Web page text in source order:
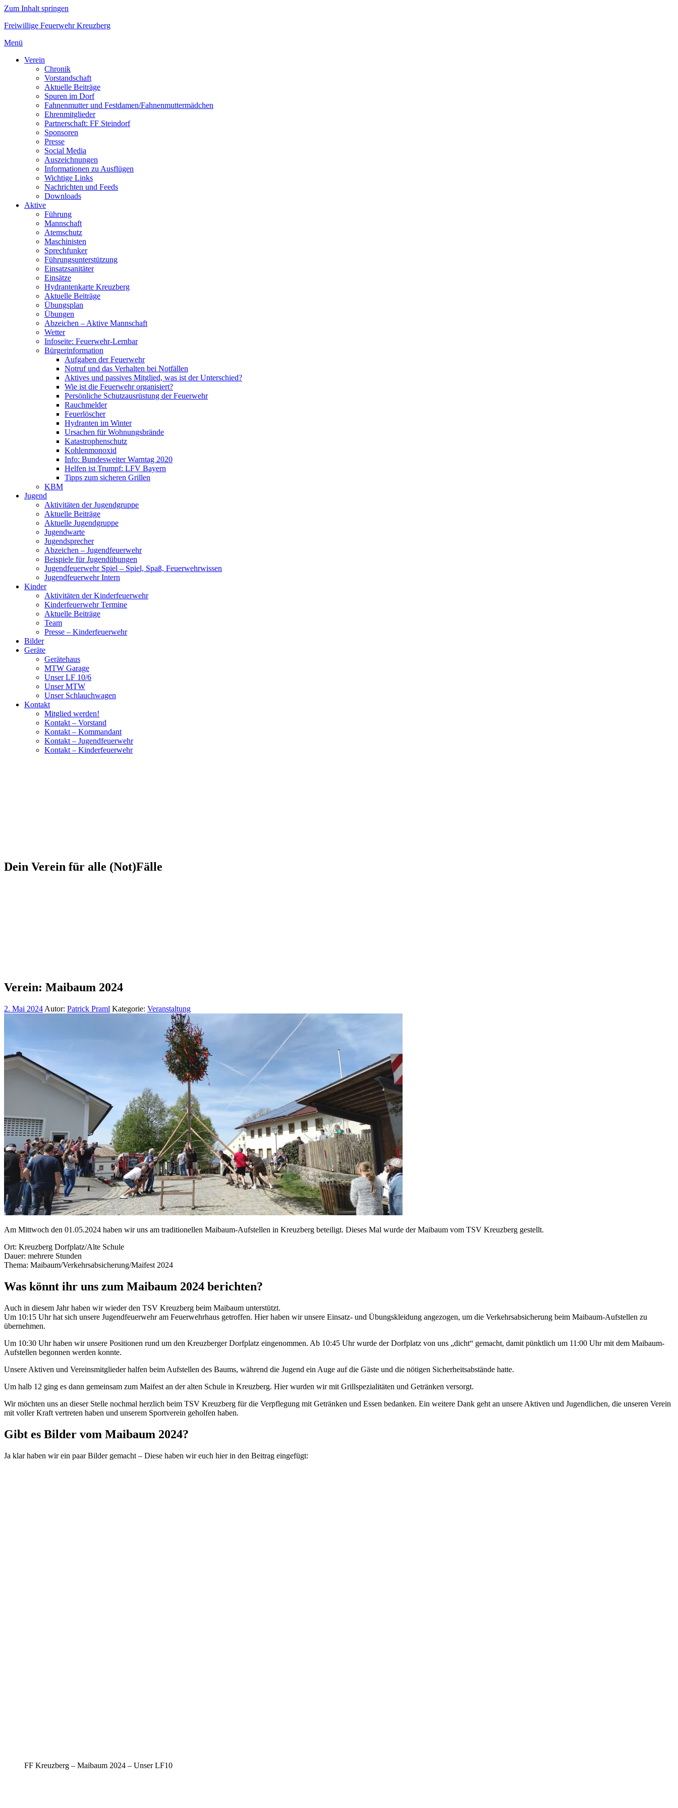
Zum Inhalt springen
Freiwillige Feuerwehr Kreuzberg
Menü
Verein
Chronik
Vorstandschaft
Aktuelle Beiträge
Spuren im Dorf
Fahnenmutter und Festdamen/Fahnenmuttermädchen
Ehrenmitglieder
Partnerschaft: FF Steindorf
Sponsoren
Presse
Social Media
Auszeichnungen
Informationen zu Ausflügen
Wichtige Links
Nachrichten und Feeds
Downloads
Aktive
Führung
Mannschaft
Atemschutz
Maschinisten
Sprechfunker
Führungsunterstützung
Einsatzsanitäter
Einsätze
Hydrantenkarte Kreuzberg
Aktuelle Beiträge
Übungsplan
Übungen
Abzeichen – Aktive Mannschaft
Wetter
Infoseite: Feuerwehr-Lernbar
Bürgerinformation
Aufgaben der Feuerwehr
Notruf und das Verhalten bei Notfällen
Aktives und passives Mitglied, was ist der Unterschied?
Wie ist die Feuerwehr organisiert?
Persönliche Schutzausrüstung der Feuerwehr
Rauchmelder
Feuerlöscher
Hydranten im Winter
Ursachen für Wohnungsbrände
Katastrophenschutz
Kohlenmonoxid
Info: Bundesweiter Warntag 2020
Helfen ist Trumpf: LFV Bayern
Tipps zum sicheren Grillen
KBM
Jugend
Aktivitäten der Jugendgruppe
Aktuelle Beiträge
Aktuelle Jugendgruppe
Jugendwarte
Jugendsprecher
Abzeichen – Jugendfeuerwehr
Beispiele für Jugendübungen
Jugendfeuerwehr Spiel – Spiel, Spaß, Feuerwehrwissen
Jugendfeuerwehr Intern
Kinder
Aktivitäten der Kinderfeuerwehr
Kinderfeuerwehr Termine
Aktuelle Beiträge
Team
Presse – Kinderfeuerwehr
Bilder
Geräte
Gerätehaus
MTW Garage
Unser LF 10/6
Unser MTW
Unser Schlauchwagen
Kontakt
Mitglied werden!
Kontakt – Vorstand
Kontakt – Kommandant
Kontakt – Jugendfeuerwehr
Kontakt – Kinderfeuerwehr
Dein Verein für alle (Not)Fälle
Verein: Maibaum 2024
2. Mai 2024 Autor: Patrick Praml Kategorie: Veranstaltung
Am Mittwoch den 01.05.2024 haben wir uns am traditionellen Maibaum-Aufstellen in Kreuzberg beteiligt. Dieses Mal wurde der Maibaum vom TSV Kreuzberg gestellt.
Ort: Kreuzberg Dorfplatz/Alte Schule
Dauer: mehrere Stunden
Thema: Maibaum/Verkehrsabsicherung/Maifest 2024
Was könnt ihr uns zum Maibaum 2024 berichten?
Auch in diesem Jahr haben wir wieder den TSV Kreuzberg beim Maibaum unterstützt.
Um 10:15 Uhr hat sich unsere Jugendfeuerwehr am Feuerwehrhaus getroffen. Hier haben wir unsere Einsatz- und Übungskleidung angezogen, um die Verkehrsabsicherung beim Maibaum-Aufstellen zu
übernehmen.
Um 10:30 Uhr haben wir unsere Positionen rund um den Kreuzberger Dorfplatz eingenommen. Ab 10:45 Uhr wurde der Dorfplatz von uns „dicht“ gemacht, damit pünktlich um 11:00 Uhr mit dem Maibaum-
Aufstellen begonnen werden konnte.
Unsere Aktiven und Vereinsmitglieder halfen beim Aufstellen des Baums, während die Jugend ein Auge auf die Gäste und die nötigen Sicherheitsabstände hatte.
Um halb 12 ging es dann gemeinsam zum Maifest an der alten Schule in Kreuzberg. Hier wurden wir mit Grillspezialitäten und Getränken versorgt.
Wir möchten uns an dieser Stelle nochmal herzlich beim TSV Kreuzberg für die Verpflegung mit Getränken und Essen bedanken. Ein weitere Dank geht an unsere Aktiven und Jugendlichen, die unseren Verein
mit voller Kraft vertreten haben und unserem Sportverein geholfen haben.
Gibt es Bilder vom Maibaum 2024?
Ja klar haben wir ein paar Bilder gemacht – Diese haben wir euch hier in den Beitrag eingefügt:
FF Kreuzberg – Maibaum 2024 – Unser LF10